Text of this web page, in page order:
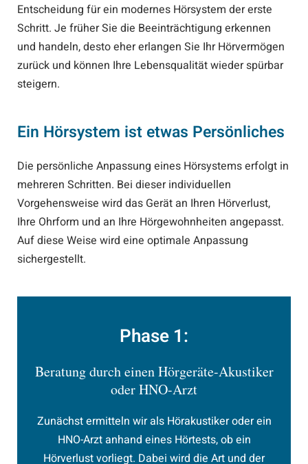
Entscheidung für ein modernes Hörsystem der erste
Schritt. Je früher Sie die Beeinträchtigung erkennen
und handeln, desto eher erlangen Sie Ihr Hörvermögen
zurück und können Ihre Lebensqualität wieder spürbar
steigern.
Ein Hörsystem ist etwas Persönliches
Die persönliche Anpassung eines Hörsystems erfolgt in
mehreren Schritten. Bei dieser individuellen
Vorgehensweise wird das Gerät an Ihren Hörverlust,
Ihre Ohrform und an Ihre Hörgewohnheiten angepasst.
Auf diese Weise wird eine optimale Anpassung
sichergestellt.
Phase 1:
Beratung durch einen Hörgeräte-Akustiker
oder HNO-Arzt
Zunächst ermitteln wir als Hörakustiker oder ein
HNO-Arzt anhand eines Hörtests, ob ein
Hörverlust vorliegt. Dabei wird die Art und der